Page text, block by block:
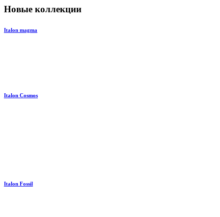
Новые коллекции
Italon magma
Italon Cosmos
Italon Fossil